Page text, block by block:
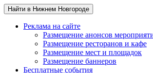
Найти в Нижнем Новгороде
Реклама на сайте
Размещение анонсов
Размещение ресторанов и кафе
Размещение мест и площадок
Размещение баннеров
Бесплатные события